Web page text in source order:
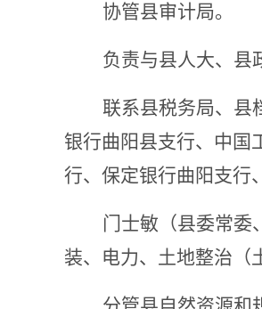
协管县审计局。
负责与县人大、县
联系县税务局、 县
银行曲阳县支行、中国
行、保定银行曲阳支行
门士敏（县委常委
装、 电力、土地整治（